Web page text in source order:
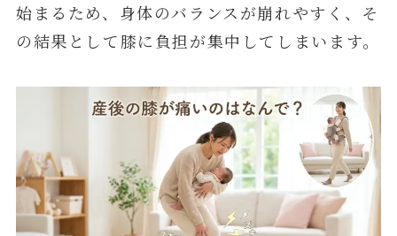
始まるため、身体のバランスが崩れやすく、そ
の結果として膝に負担が集中してしまいます。